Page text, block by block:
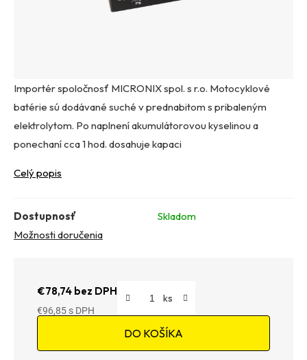
Importér spoločnosť MICRONIX spol. s r.o. Motocyklové
batérie sú dodávané suché v prednabitom s pribaleným
elektrolytom. Po naplnení akumulátorovou kyselinou a
ponechaní cca 1 hod. dosahuje kapaci
Celý popis
Dostupnosť
Skladom
Možnosti doručenia
€78,74 bez DPH
€96,85
DO KOŠÍKA